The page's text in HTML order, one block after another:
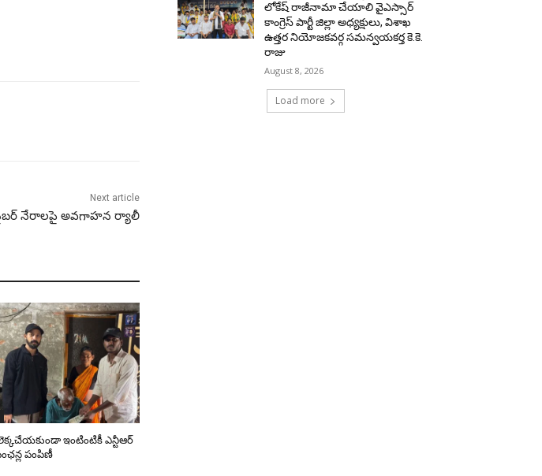
Next article
నేరాలపై అవగాహన ర్యాలీ
ఇంటింటికీ ఎన్టీఆర్
పంపిణీ
లోకేష్ రాజీనామా చేయాలి వైఎస్సార్‌
కాంగ్రెస్‌ పార్టీ జిల్లా అధ్యక్షులు, విశాఖ
ఉత్తర నియోజకవర్గ సమన్వయకర్త కె.కె.
రాజు
August 8, 2026
Load more